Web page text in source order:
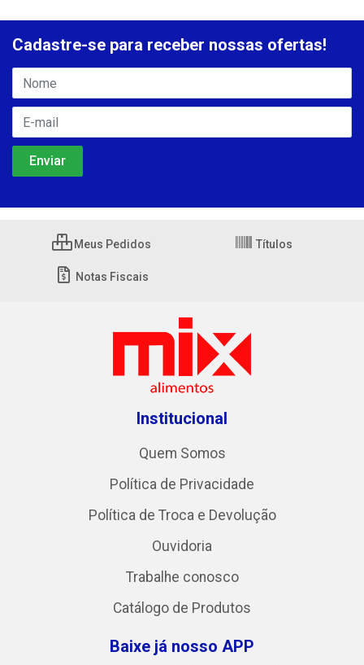
Cadastre-se para receber nossas ofertas!
Meus Pedidos Títulos
Notas Fiscais
Institucional
Quem Somos
Política de Privacidade
Política de Troca e Devolução
Ouvidoria
Trabalhe conosco
Catálogo de Produtos
Baixe já nosso APP